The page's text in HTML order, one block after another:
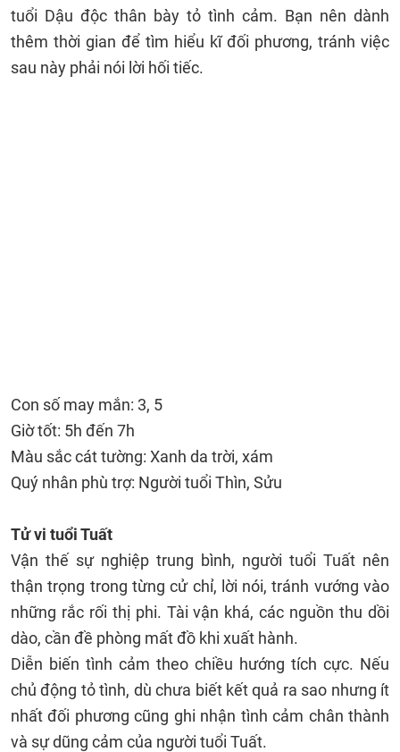
tuổi Dậu độc thân bày tỏ tình cảm. Bạn nên dành
thêm thời gian để tìm hiểu kĩ đối phương, tránh việc
sau này phải nói lời hối tiếc.
Con số may mắn: 3, 5
Giờ tốt: 5h đến 7h
Màu sắc cát tường: Xanh da trời, xám
Quý nhân phù trợ: Người tuổi Thìn, Sửu
Tử vi tuổi Tuất
Vận thế sự nghiệp trung bình, người tuổi Tuất nên
thận trọng trong từng cử chỉ, lời nói, tránh vướng vào
những rắc rối thị phi. Tài vận khá, các nguồn thu dồi
dào, cần đề phòng mất đồ khi xuất hành.
Diễn biến tình cảm theo chiều hướng tích cực. Nếu
chủ động tỏ tình, dù chưa biết kết quả ra sao nhưng ít
nhất đối phương cũng ghi nhận tình cảm chân thành
và sự dũng cảm của người tuổi Tuất.